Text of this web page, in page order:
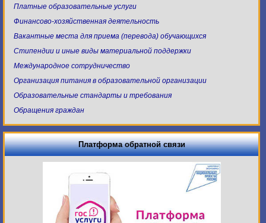
Платные образовательные услуги
Финансово-хозяйственная деятельность
Вакантные места для приема (перевода) обучающихся
Стипендии и иные виды материальной поддержки
Международное сотрудничество
Организация питания в образовательной организации
Образовательные стандарты и требования
Обращения граждан
Платформа обратной связи